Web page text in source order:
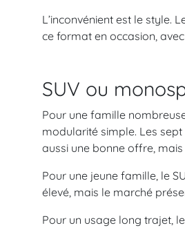
L’inconvénient est le style.
ce format en occasion,
SUV ou
Pour une famille
modularité simple. Les
aussi une bonne offre,
Pour une jeune famille, le
élevé, mais le marché
Pour un usage long trajet,